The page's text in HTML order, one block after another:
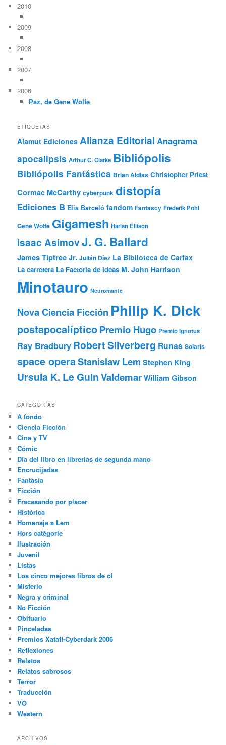
2010
2009
2008
2007
2006
Paz, de Gene Wolfe
ETIQUETAS
Alamut Ediciones Alianza Editorial Anagrama
apocalipsis Arthur C. Clarke Bibliópolis
Bibliópolis Fantástica Brian Aldiss Christopher Priest
Cormac McCarthy cyberpunk distopía
Ediciones B Elia Barceló fandom Fantascy Frederik Pohl
Gene Wolfe Gigamesh Harlan Ellison
Isaac AsimovJ. G. Ballard
James Tiptree Jr. Julián Díez La Biblioteca de Carfax
La carretera La Factoría de Ideas M. John Harrison
Minotauro Neuromante
Nova Ciencia Ficción Philip K. Dick
postapocalípticoPremio Hugo Premio Ignotus
Ray Bradbury Robert Silverberg Runas Solaris
space operaStanislaw Lem Stephen King
Ursula K. Le GuinValdemarWilliam Gibson
CATEGORÍAS
A fondo
Ciencia Ficción
Cine y TV
Cómic
Día del libro en librerías de segunda mano
Encrucijadas
Fantasía
Ficción
Fracasando por placer
Histórica
Homenaje a Lem
Hors catégorie
Ilustración
Juvenil
Listas
Los cinco mejores libros de cf
Misterio
Negra y criminal
No Ficción
Obituario
Pinceladas
Premios Xatafi-Cyberdark 2006
Reflexiones
Relatos
Relatos sabrosos
Terror
Traducción
VO
Western
ARCHIVOS